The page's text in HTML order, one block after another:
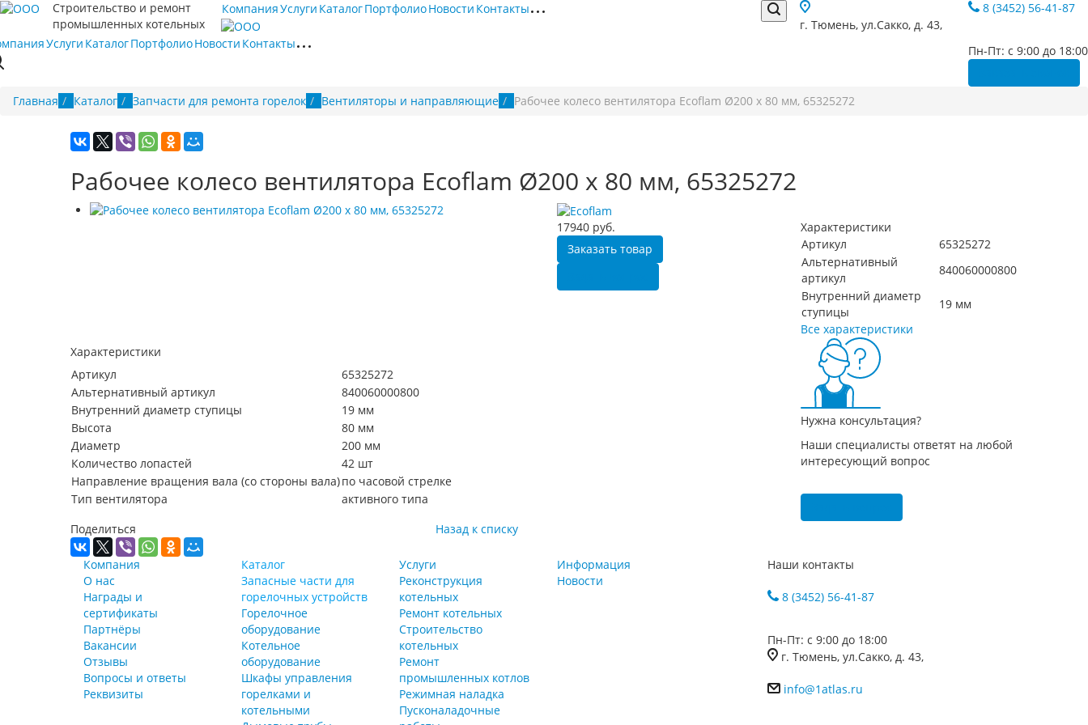
Строительство и ремонт
промышленных котельных
8 (3452) 56-41-87
Пн-Пт: с 9:00 до 18:00
г. Тюмень, ул.Сакко, д. 43,
КомпанияУслуги КаталогПортфолиоНовости Контакты
Услуги КаталогПортфолиоНовости Контакты
Главная Каталог Запчасти для ремонта горелок Вентиляторы и направляющие Рабочее колесо вентилятора Ecoflam Ø200 x 80 мм, 65325272
Рабочее колесо вентилятора Ecoflam Ø200 x 80 мм, 65325272
17940 руб.
Заказать товар
Характеристики
Артикул
65325272
Альтернативный
артикул
840060000800
Внутренний диаметр
ступицы
19 мм
Все характеристики
Характеристики
Артикул
65325272
Альтернативный артикул
840060000800
Внутренний диаметр ступицы
19 мм
Высота
80 мм
Диаметр
200 мм
Количество лопастей
42 шт
Направление вращения вала (со стороны вала)по часовой стрелке
Тип вентилятора
активного типа
Нужна консультация?
Наши специалисты ответят на любой
интересующий вопрос
Поделиться
Назад к списку
Компания
О нас
Награды и
сертификаты
Партнёры
Вакансии
Отзывы
Вопросы и ответы
Реквизиты
Каталог
Запасные части для
горелочных устройств
Горелочное
оборудование
Котельное
оборудование
Шкафы управления
горелками и
котельными
Услуги
Реконструкция
котельных
Ремонт котельных
Строительство
котельных
Ремонт
промышленных котлов
Режимная наладка
Пусконаладочные
Информация
Новости
Наши контакты
8 (3452) 56-41-87
Пн-Пт: с 9:00 до 18:00
г. Тюмень, ул.Сакко, д. 43,
info@1atlas.ru